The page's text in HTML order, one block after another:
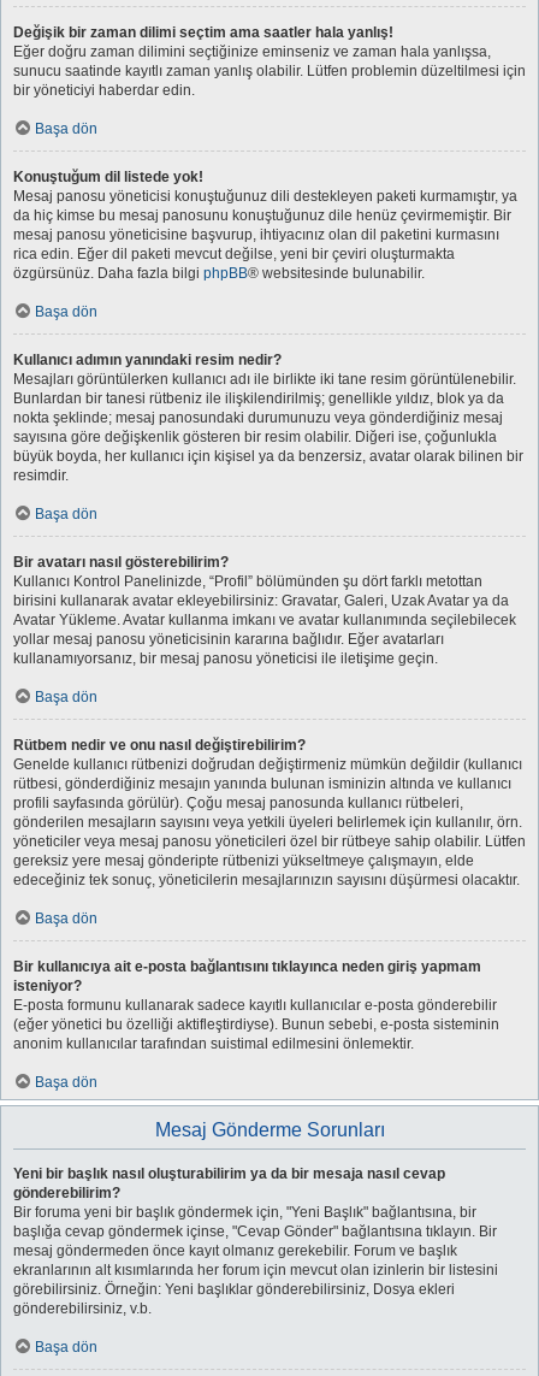
Değişik bir zaman dilimi seçtim ama saatler hala yanlış!
Eğer doğru zaman dilimini seçtiğinize eminseniz ve zaman hala yanlışsa,
sunucu saatinde kayıtlı zaman yanlış olabilir. Lütfen problemin düzeltilmesi için
bir yöneticiyi haberdar edin.
Başa dön
Konuştuğum dil listede yok!
Mesaj panosu yöneticisi konuştuğunuz dili destekleyen paketi kurmamıştır, ya
da hiç kimse bu mesaj panosunu konuştuğunuz dile henüz çevirmemiştir. Bir
mesaj panosu yöneticisine başvurup, ihtiyacınız olan dil paketini kurmasını
rica edin. Eğer dil paketi mevcut değilse, yeni bir çeviri oluşturmakta
özgürsünüz. Daha fazla bilgi phpBB® websitesinde bulunabilir.
Başa dön
Kullanıcı adımın yanındaki resim nedir?
Mesajları görüntülerken kullanıcı adı ile birlikte iki tane resim görüntülenebilir.
Bunlardan bir tanesi rütbeniz ile ilişkilendirilmiş; genellikle yıldız, blok ya da
nokta şeklinde; mesaj panosundaki durumunuzu veya gönderdiğiniz mesaj
sayısına göre değişkenlik gösteren bir resim olabilir. Diğeri ise, çoğunlukla
büyük boyda, her kullanıcı için kişisel ya da benzersiz, avatar olarak bilinen bir
resimdir.
Başa dön
Bir avatarı nasıl gösterebilirim?
Kullanıcı Kontrol Panelinizde, “Profil” bölümünden şu dört farklı metottan
birisini kullanarak avatar ekleyebilirsiniz: Gravatar, Galeri, Uzak Avatar ya da
Avatar Yükleme. Avatar kullanma imkanı ve avatar kullanımında seçilebilecek
yollar mesaj panosu yöneticisinin kararına bağlıdır. Eğer avatarları
kullanamıyorsanız, bir mesaj panosu yöneticisi ile iletişime geçin.
Başa dön
Rütbem nedir ve onu nasıl değiştirebilirim?
Genelde kullanıcı rütbenizi doğrudan değiştirmeniz mümkün değildir (kullanıcı
rütbesi, gönderdiğiniz mesajın yanında bulunan isminizin altında ve kullanıcı
profili sayfasında görülür). Çoğu mesaj panosunda kullanıcı rütbeleri,
gönderilen mesajların sayısını veya yetkili üyeleri belirlemek için kullanılır, örn.
yöneticiler veya mesaj panosu yöneticileri özel bir rütbeye sahip olabilir. Lütfen
gereksiz yere mesaj gönderipte rütbenizi yükseltmeye çalışmayın, elde
edeceğiniz tek sonuç, yöneticilerin mesajlarınızın sayısını düşürmesi olacaktır.
Başa dön
Bir kullanıcıya ait e-posta bağlantısını tıklayınca neden giriş yapmam
isteniyor?
E-posta formunu kullanarak sadece kayıtlı kullanıcılar e-posta gönderebilir
(eğer yönetici bu özelliği aktifleştirdiyse). Bunun sebebi, e-posta sisteminin
anonim kullanıcılar tarafından suistimal edilmesini önlemektir.
Başa dön
Mesaj Gönderme Sorunları
Yeni bir başlık nasıl oluşturabilirim ya da bir mesaja nasıl cevap
gönderebilirim?
Bir foruma yeni bir başlık göndermek için, "Yeni Başlık" bağlantısına, bir
başlığa cevap göndermek içinse, "Cevap Gönder" bağlantısına tıklayın. Bir
mesaj göndermeden önce kayıt olmanız gerekebilir. Forum ve başlık
ekranlarının alt kısımlarında her forum için mevcut olan izinlerin bir listesini
görebilirsiniz. Örneğin: Yeni başlıklar gönderebilirsiniz, Dosya ekleri
gönderebilirsiniz, v.b.
Başa dön